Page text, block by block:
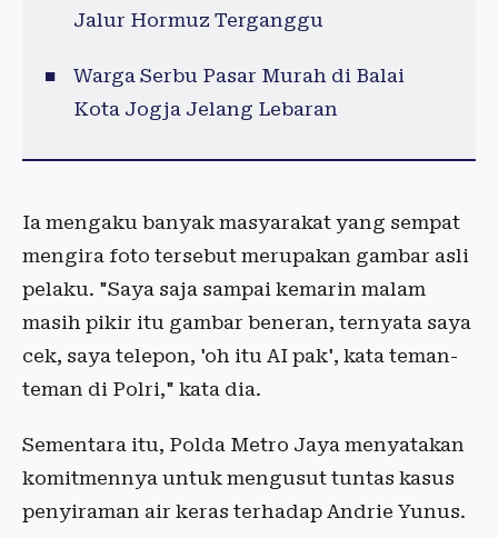
Jalur Hormuz Terganggu
Warga Serbu Pasar Murah di Balai
Kota Jogja Jelang Lebaran
Ia mengaku banyak masyarakat yang sempat
mengira foto tersebut merupakan gambar asli
pelaku. "Saya saja sampai kemarin malam
masih pikir itu gambar beneran, ternyata saya
cek, saya telepon, 'oh itu AI pak', kata teman-
teman di Polri," kata dia.
Sementara itu, Polda Metro Jaya menyatakan
komitmennya untuk mengusut tuntas kasus
penyiraman air keras terhadap Andrie Yunus.